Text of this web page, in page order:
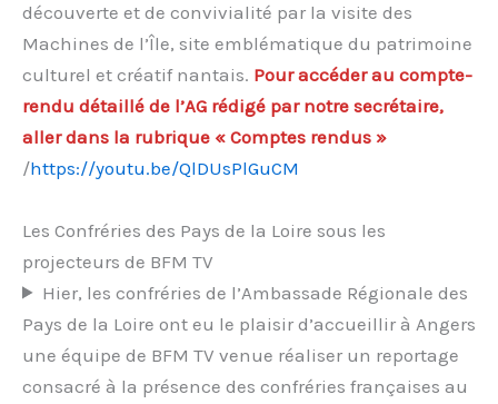
découverte et de convivialité par la visite des
Machines de l’Île, site emblématique du patrimoine
culturel et créatif nantais. Pour accéder au compte-
rendu détaillé de l’AG rédigé par notre secrétaire,
aller dans la rubrique « Comptes rendus »
/https://youtu.be/QlDUsPlGuCM
Les Confréries des Pays de la Loire sous les
projecteurs de BFM TV
Hier, les confréries de l’Ambassade Régionale des
Pays de la Loire ont eu le plaisir d’accueillir à Angers
une équipe de BFM TV venue réaliser un reportage
consacré à la présence des confréries françaises au